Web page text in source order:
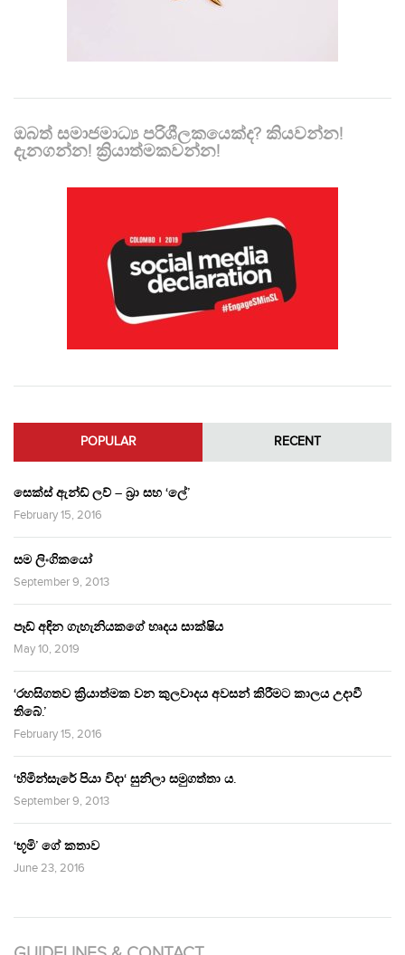
ඔබත් සමාජමාධ්‍ය පරිශීලකයෙක්ද? කියවන්න!
දැනගන්න! ක්‍රියාත්මකවන්න!
POPULAR RECENT
සෙක්ස් ඇන්ඩ් ලව් – බ්‍රා සහ ‘ලේ’
February 15, 2016
සම ලිංගිකයෝ
September 9, 2013
පෑඩ් අඳින ගැහැනියකගේ හෘදය සාක්ෂිය
May 10, 2019
‘රහසිගතව ක්‍රියාත්මක වන කුලවාදය අවසන් කිරීමට කාලය උදාවී
තිබේ.’
February 15, 2016
‘හිමින්සැරේ පියා විදා‘ සුනිලා සමුගත්තා ය.
September 9, 2013
‘භූමි’ ගේ කතාව
June 23, 2016